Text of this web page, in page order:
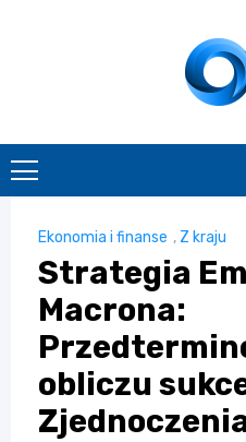
Ekonomia i finanse , Z kraju
Strategia
Macrona:
obliczu